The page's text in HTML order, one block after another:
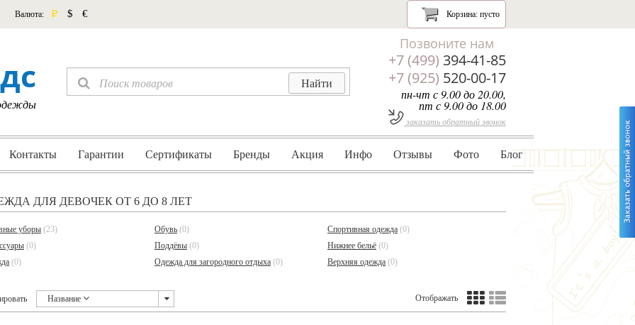
Валюта: p $ € Корзина: пусто
Позвоните нам
+7 (499) 394-41-85
+7 (925) 520-00-17
пн-чт с 9.00 до 20.00,
пт с 9.00 до 18.00
заказать обратный звонок
Контакты Гарантии Сертификаты Бренды Акция Инфо Отзывы Фото Блог
ДЛЯ ДЕВОЧЕК ОТ 6 ДО 8 ЛЕТ
уборы (23) Обувь (0) Спортивная одежда (0)
(0) Поддёвы (0) Нижнее бельё (0)
(0) Одежда для загородного отдыха (0) Верхняя одежда (0)
Название Отображать